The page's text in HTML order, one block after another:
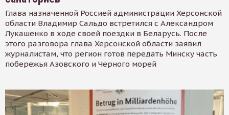
Глава назначенной Россией администрации Херсонской
области Владимир Сальдо встретился с Александром
Лукашенко в ходе своей поездки в Беларусь. После
этого разговора глава Херсонской области заявил
журналистам, что регион готов передать Минску часть
побережья Азовского и Черного морей